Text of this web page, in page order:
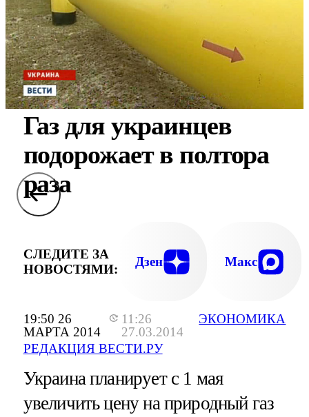
19:50 26
МАРТА 2014
11:26
27.03.2014
РЕДАКЦИЯ ВЕСТИ.РУ
ЭКОНОМИКА
Газ для украинцев
подорожает в полтора
раза
СЛЕДИТЕ ЗА
НОВОСТЯМИ:
Дзен Макс
Украина планирует с 1 мая
увеличить цену на природный газ